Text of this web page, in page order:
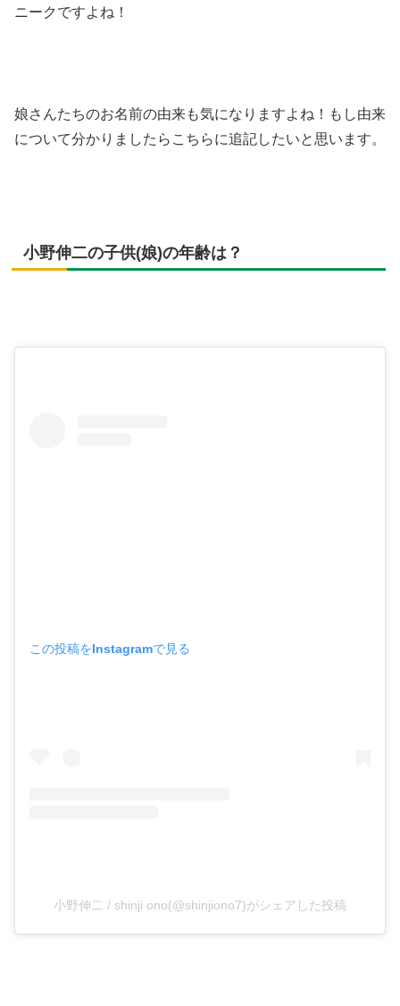
ニークですよね！
娘さんたちのお名前の由来も気になりますよね！もし由来
について分かりましたらこちらに追記したいと思います。
小野伸二の子供(娘)の年齢は？
この投稿をInstagramで見る
小野伸二 / shinji ono(@shinjiono7)がシェアした投稿